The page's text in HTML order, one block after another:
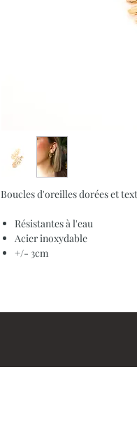
Boucles d'oreilles dorées et
Résistantes à l'eau
Acier inoxydable
+/- 3cm